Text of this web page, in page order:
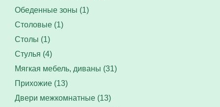
Обеденные зоны (1)
Столовые (1)
Столы (1)
Стулья (4)
Мягкая мебель, диваны (31)
Прихожие (13)
Двери межкомнатные (13)